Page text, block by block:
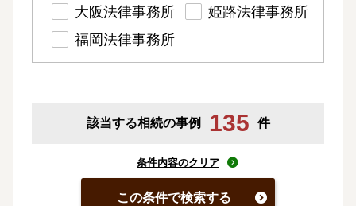
大阪法律事務所
姫路法律事務所
福岡法律事務所
該当する相続の事例 135 件
条件内容のクリア
この条件で検索する